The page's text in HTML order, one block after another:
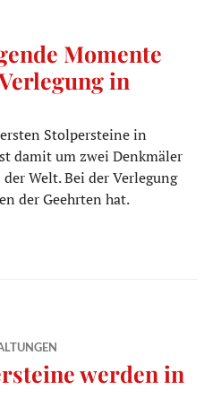
Momente
in
Stolpersteine in
damit um zwei Denkmäler
Welt. Bei der Verlegung
der Geehrten hat.
in Lockwitz
werden in